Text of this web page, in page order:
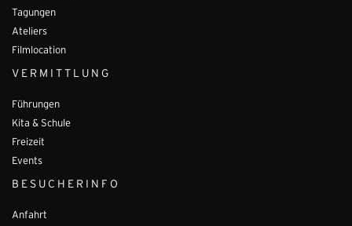
Tagungen
Ateliers
Filmlocation
VERMITTLUNG
Führungen
Kita & Schule
Freizeit
Events
BESUCHERINFO
Anfahrt